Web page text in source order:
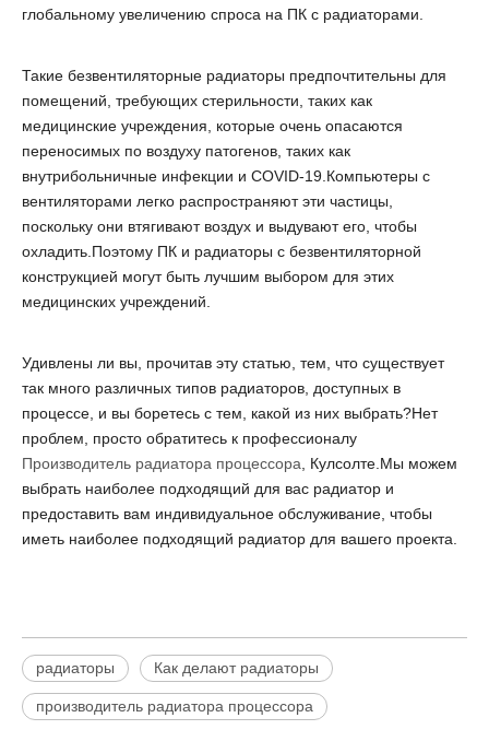
глобальному увеличению спроса на ПК с радиаторами.
Такие безвентиляторные радиаторы предпочтительны для
помещений, требующих стерильности, таких как
медицинские учреждения, которые очень опасаются
переносимых по воздуху патогенов, таких как
внутрибольничные инфекции и COVID-19.Компьютеры с
вентиляторами легко распространяют эти частицы,
поскольку они втягивают воздух и выдувают его, чтобы
охладить.Поэтому ПК и радиаторы с безвентиляторной
конструкцией могут быть лучшим выбором для этих
медицинских учреждений.
Удивлены ли вы, прочитав эту статью, тем, что существует
так много различных типов радиаторов, доступных в
процессе, и вы боретесь с тем, какой из них выбрать?Нет
проблем, просто обратитесь к профессионалу
Производитель радиатора процессора, Кулсолте.Мы можем
выбрать наиболее подходящий для вас радиатор и
предоставить вам индивидуальное обслуживание, чтобы
иметь наиболее подходящий радиатор для вашего проекта.
радиаторы Как делают радиаторы
производитель радиатора процессора